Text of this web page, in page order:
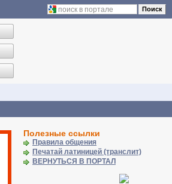
Поиск
Полезные ссылки
Правила общения
Печатай латиницей (транслит)
ВЕРНУТЬСЯ В ПОРТАЛ